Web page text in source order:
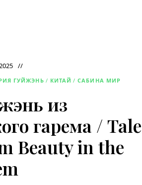
ГУЙЖЭНЬ / КИТАЙ / САБИНА МИР
из
гарема / Tale
Beauty in the